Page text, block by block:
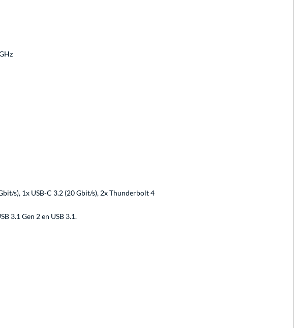
s), 1x USB-C 3.2 (20 Gbit/s), 2x Thunderbolt 4
3.1 Gen 2 en USB 3.1.